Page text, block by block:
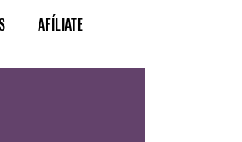
AFÍLIATE